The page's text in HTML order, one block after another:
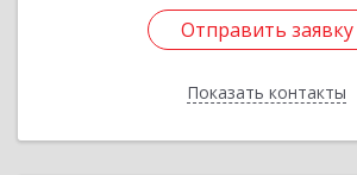
Отправить заявку
Показать контакты
Отправить заявку
Назад